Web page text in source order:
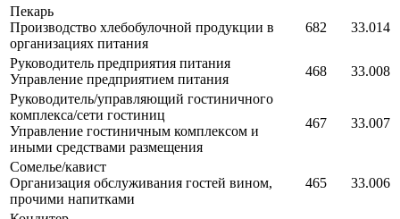
Пекарь
Производство хлебобулочной продукции в
организациях питания
682 33.014
Руководитель предприятия питания
Управление предприятием питания
468
33.008
Руководитель/управляющий гостиничного
комплекса/сети гостиниц
Управление гостиничным комплексом и
иными средствами размещения
467 33.007
Сомелье/кавист
Организация обслуживания гостей вином,
прочими напитками
465 33.006